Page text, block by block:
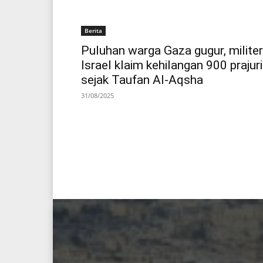
Berita
Puluhan warga Gaza gugur, militer
Israel klaim kehilangan 900
sejak Taufan Al-Aqsha
31/08/2025